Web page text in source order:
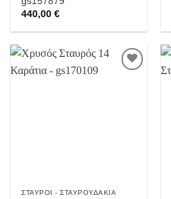
440,00€
ΣΤΑΥΡΟΊ - ΣΤΑΥΡΟΥΔΆΚΙΑ